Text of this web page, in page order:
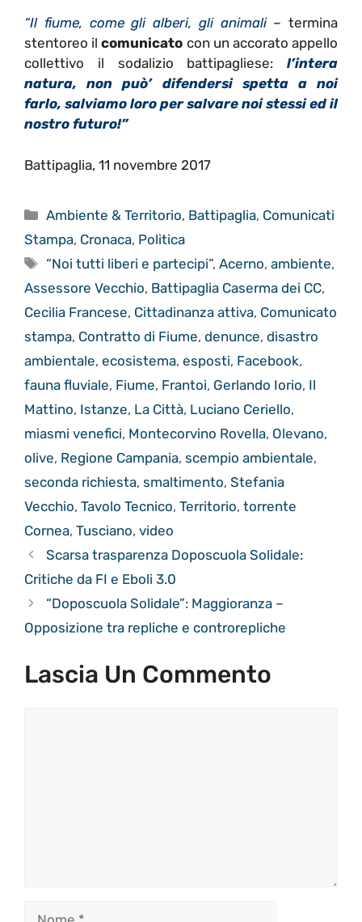
“Il fiume, come gli alberi, gli animali– termina
stentoreo ilcomunicato con un accorato appello
collettivo il sodalizio battipagliese: l’intera
natura, non può’ difendersi spetta a noi
farlo, salviamo loro per salvare noi stessi ed il
nostro futuro!”
Battipaglia, 11 novembre 2017
Categorie
Ambiente & Territorio, Battipaglia, Comunicati
Stampa, Cronaca, Politica
Tag
“Noi tutti liberi e partecipi”,Acerno,ambiente,
Assessore Vecchio, Battipaglia Caserma dei CC,
Cecilia Francese, Cittadinanza attiva, Comunicato
stampa, Contratto di Fiume, denunce, disastro
ambientale, ecosistema, esposti, Facebook,
fauna fluviale, Fiume, Frantoi, Gerlando Iorio, Il
Mattino, Istanze, La Città, Luciano Ceriello,
miasmi venefici, Montecorvino Rovella, Olevano,
olive, Regione Campania, scempio ambientale,
seconda richiesta, smaltimento, Stefania
Vecchio, Tavolo Tecnico, Territorio, torrente
Cornea, Tusciano, video
Scarsa trasparenza Doposcuola Solidale:
Critiche da FI e Eboli 3.0
“Doposcuola Solidale”: Maggioranza –
Opposizione tra repliche e controrepliche
Lascia Un Commento